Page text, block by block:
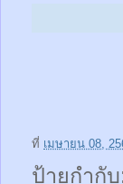
ที่ เมษายน 08,
ป้ายกำกับ